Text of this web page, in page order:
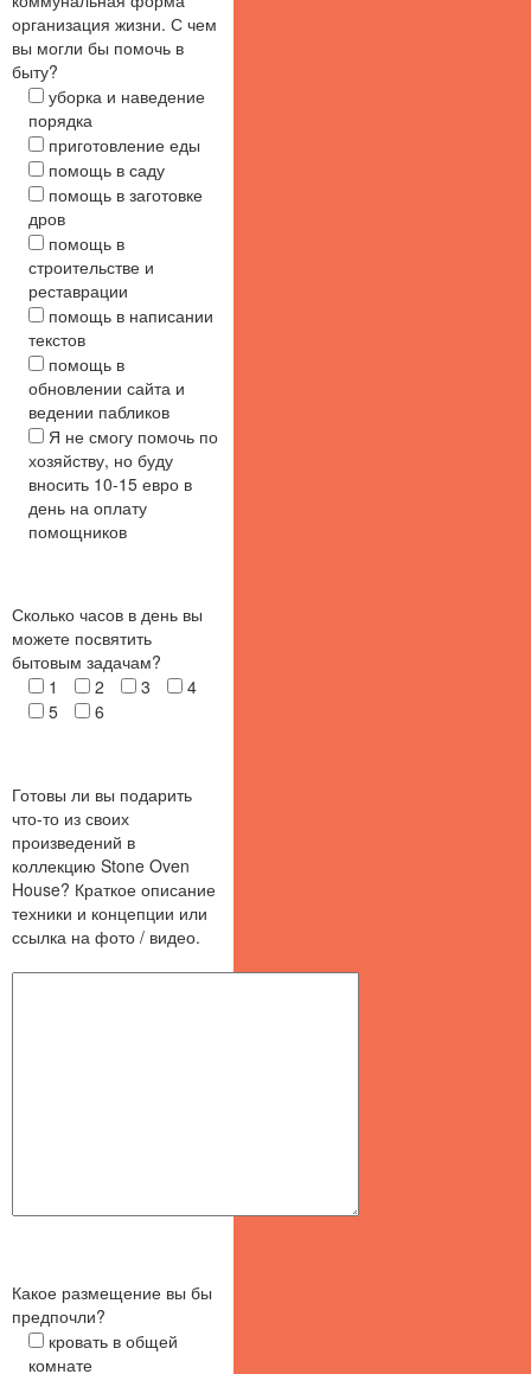
организация жизни. С чем
вы могли бы помочь в
быту?
уборка и наведение
порядка
приготовление еды
помощь в саду
помощь в заготовке
дров
помощь в
строительстве и
реставрации
помощь в написании
текстов
помощь в
обновлении сайта и
ведении пабликов
Я не смогу помочь по
хозяйству, но буду
вносить 10-15 евро в
день на оплату
помощников
Сколько часов в день вы
можете посвятить
бытовым задачам?
1
2 3
4
5
6
Готовы ли вы подарить
что-то из своих
произведений в
коллекцию Stone Oven
House? Краткое описание
техники и концепции или
ссылка на фото / видео.
Какое размещение вы бы
предпочли?
кровать в общей
комнате